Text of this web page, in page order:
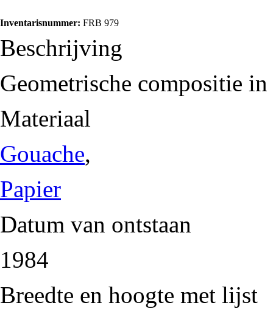
Inventarisnummer: FRB 979
Beschrijving
Geometrische compositie
Materiaal
Gouache,
Papier
Datum van ontstaan
1984
Breedte en hoogte met lijst